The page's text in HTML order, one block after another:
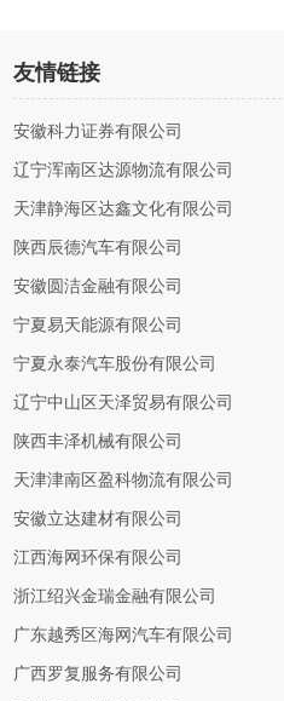
友情链接
安徽科力证券有限公司
辽宁浑南区达源物流有限公司
天津静海区达鑫文化有限公司
陕西辰德汽车有限公司
安徽圆洁金融有限公司
宁夏易天能源有限公司
宁夏永泰汽车股份有限公司
辽宁中山区天泽贸易有限公司
陕西丰泽机械有限公司
天津津南区盈科物流有限公司
安徽立达建材有限公司
江西海网环保有限公司
浙江绍兴金瑞金融有限公司
广东越秀区海网汽车有限公司
广西罗复服务有限公司